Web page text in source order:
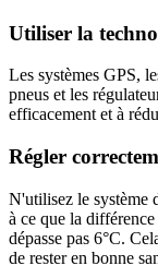
Utiliser la
Les systèmes GPS,
pneus et les
efficacement et à
Régler
N'utilisez le système
à ce que la
dépasse pas 6°C.
de rester en bonne